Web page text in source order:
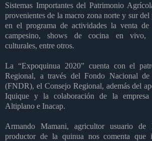
Sistemas Importantes del Patrimonio
provenientes de la macro zona norte y sur del
en el programa de actividades la venta de
campesino, shows de cocina en vivo,
culturales, entre otros.
La “Expoquinua 2020” cuenta con el
Regional, a través del Fondo Nacional de
(FNDR), el Consejo Regional, además del
Iquique y la colaboración de la empresa
Altiplano e Inacap.
Armando Mamani, agricultor usuario
productor de la quinua nos comenta que